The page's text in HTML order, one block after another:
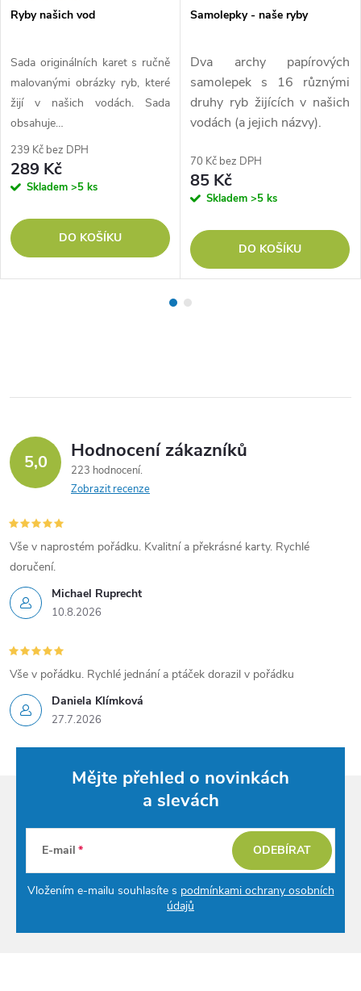
Ryby našich vod
Sada originálních karet s ručně
malovanými obrázky ryb, které
žijí v našich vodách. Sada
obsahuje…
239 Kč bez DPH
289 Kč
Skladem >5 ks
DO KOŠÍKU
Samolepky - naše ryby
Dva archy papírových
samolepek s 16 různými
druhy ryb žijících v našich
vodách (a jejich názvy).
70 Kč bez DPH
85 Kč
Skladem >5 ks
DO KOŠÍKU
5,0 Hodnocení zákazníků
223 hodnocení
Zobrazit recenze
Michael Ruprecht
10.8.2026
Vše v naprostém pořádku. Kvalitní a překrásné karty. Rychlé
doručení.
Daniela Klímková
27.7.2026
Vše v pořádku. Rychlé jednání a ptáček dorazil v pořádku
Mějte přehled o novinkách
a slevách
E-mail
Vložením e-mailu souhlasíte s podmínkami ochrany osobních
údajů
ODEBÍRAT